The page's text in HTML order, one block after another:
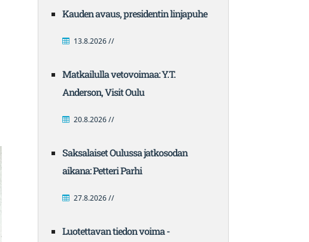
Kauden avaus, presidentin linjapuhe
13.8.2026 //
Matkailulla vetovoimaa: Y.T.
Anderson, Visit Oulu
20.8.2026 //
Saksalaiset Oulussa jatkosodan
aikana: Petteri Parhi
27.8.2026 //
Luotettavan tiedon voima -